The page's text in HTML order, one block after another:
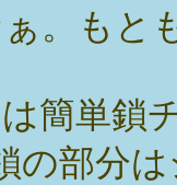
。もと
簡単鎖
の部分